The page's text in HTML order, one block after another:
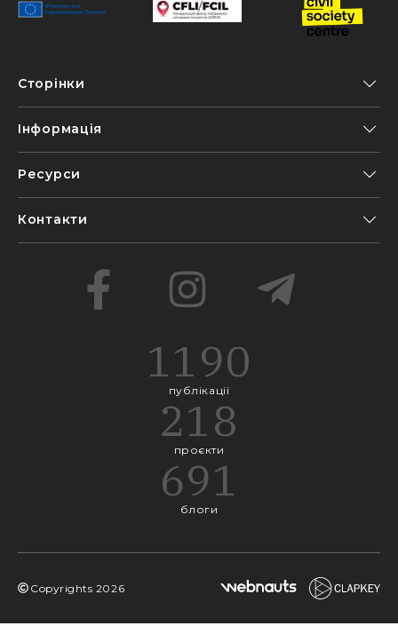
Сторінки
Інформація
Ресурси
Контакти
1190
публікації
218
проєкти
691
блоги
Copyrights 2026